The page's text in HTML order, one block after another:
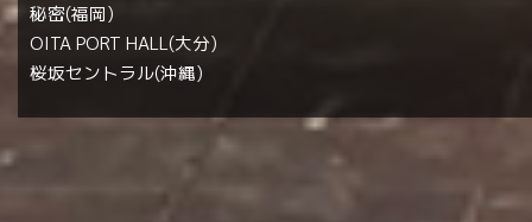
秘密(福岡)
OITA PORT HALL(大分)
桜坂セントラル(沖縄)